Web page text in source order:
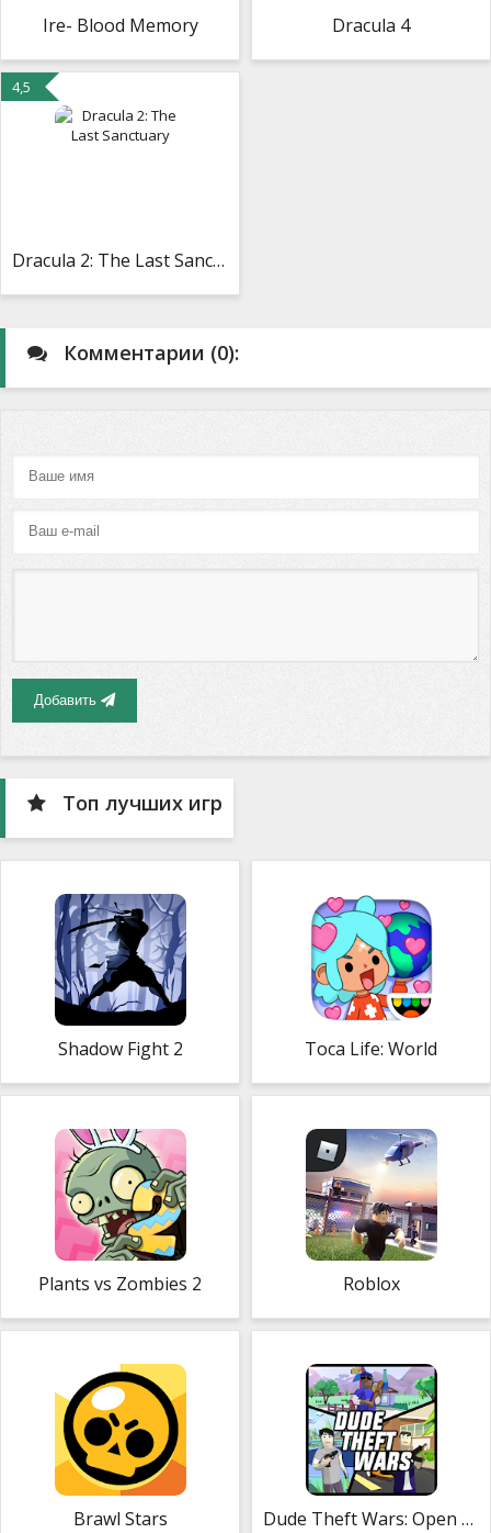
Ire- Blood Memory Dracula 4
4,5
Dracula 2: The Last Sanctuary
Комментарии (0):
Добавить
Топ лучших игр
Shadow Fight 2 Toca Life: World
Plants vs Zombies 2 Roblox
Brawl Stars Dude Theft Wars: Open World Sandbox Simulator